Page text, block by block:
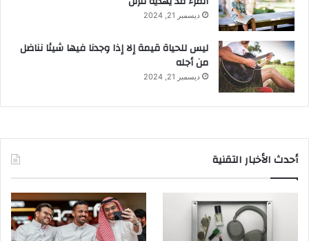
ديسمبر 21, 2024
ليس للحياة قيمة إلا إذا وجدنا فيها شيئا نناضل
من أجله
ديسمبر 21, 2024
أحدث الأخبار التقنية